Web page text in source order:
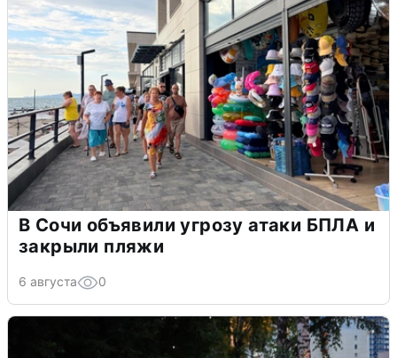
В Сочи объявили угрозу атаки БПЛА и
закрыли пляжи
6 августа 0